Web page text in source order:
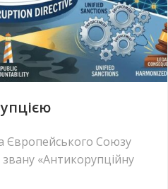
Європейського Союзу
«Антикорупційну